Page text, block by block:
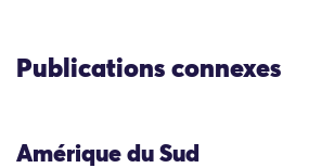
Publications connexes
Amérique du Sud